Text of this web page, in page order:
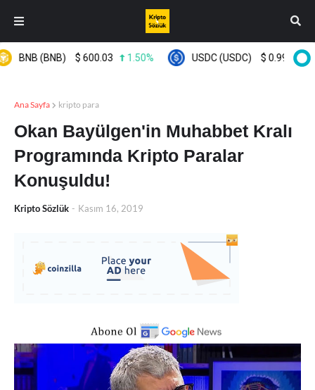
BNB (BNB) $ 600.03 1.50% USDC (USDC) $ 0.999649
Ana Sayfa kripto para
Okan Bayülgen'in Muhabbet Kralı
Programında Kripto Paralar
Konuşuldu!
Kripto Sözlük - Kasım 16, 2019